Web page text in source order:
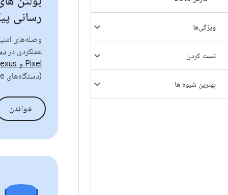
ویژگی‌ها
تست کردن
بهترین شیوه ها
رسانی
وصله‌های
عملکردی در
Pixel و Nexus پشتیبانی‌شده
(دستگاه‌های Google)
خواندن